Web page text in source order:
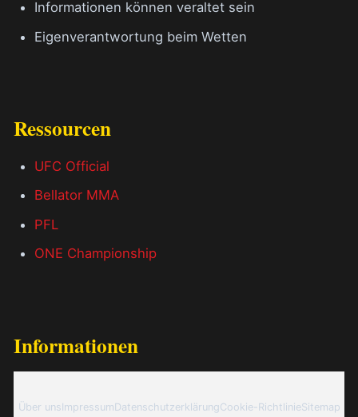
Informationen können veraltet sein
Eigenverantwortung beim Wetten
Ressourcen
UFC Official
Bellator MMA
PFL
ONE Championship
Informationen
Über unsImpressumDatenschutzerklärungCookie-RichtlinieSitemap